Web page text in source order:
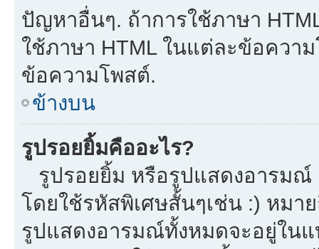
ปัญหาอื่นๆ. ถ้าการใช้ภาษา
ใช้ภาษา HTML ในแต่ละข้อคว
ข้อความโพสต์.
ข้างบน
รูปรอยยิ้มคืออะไร?
รูปรอยยิ้ม หรือรูปแสดงอารมณ์
โดยใช้รหัสพิเศษสั้นๆเช่น :) หมา
รูปแสดงอารมณ์ทั้งหมดจะอยู่ใน